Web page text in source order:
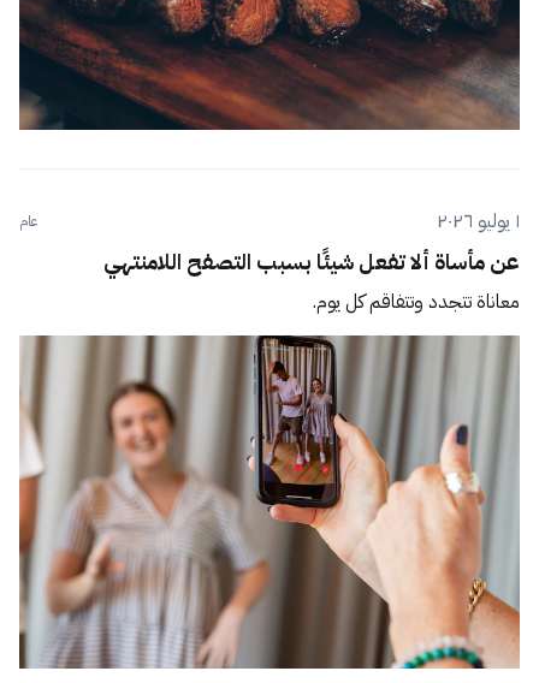
١ يوليو ٢٠٢٦ عام
عن مأساة ألا تفعل شيئًا بسبب التصفح اللامنتهي
معاناة تتجدد وتتفاقم كل يوم.